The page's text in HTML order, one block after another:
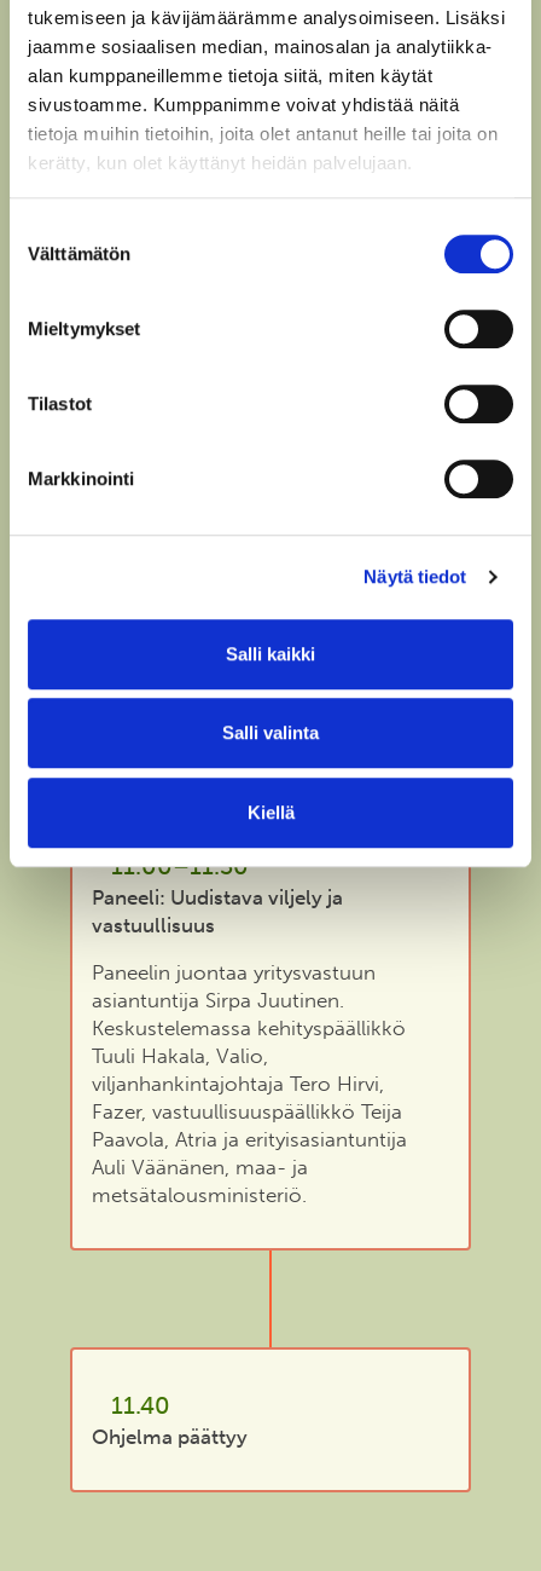
tukemiseen ja kävijämäärämme analysoimiseen. Lisäksi
jaamme sosiaalisen median, mainosalan ja analytiikka-
alan kumppaneillemme tietoja siitä, miten käytät
sivustoamme. Kumppanimme voivat yhdistää näitä
tietoja muihin tietoihin, joita olet antanut heille tai joita on
kerätty, kun olet käyttänyt heidän palvelujaan.
valinta
Välttämätön
Mieltymykset
Tilastot
Markkinointi
Näytä tiedot
Salli kaikki
Salli valinta
Kiellä
10.40–10.50
Tutkittu tieto uudistavan viljelyn
Tutkimuskoordinaattori Elisa
10.50–11.00
Viestintä- ja vastuullisuusjohtaja
Petra Gräsbeck, Anora.
11.00–11.30
Paneeli: Uudistava viljely ja
vastuullisuus
Paneelin juontaa yritysvastuun
asiantuntija Sirpa Juutinen.
Keskustelemassa kehityspäällikkö
Tuuli Hakala, Valio,
viljanhankintajohtaja Tero Hirvi,
Fazer, vastuullisuuspäällikkö Teija
Paavola, Atria ja erityisasiantuntija
Auli Väänänen, maa- ja
metsätalousministeriö.
11.40
Ohjelma päättyy